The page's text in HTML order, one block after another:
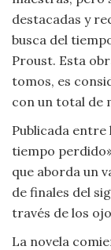
Sociología
Tecnología
Viajar
destacadas y
busca del
Proust. Esta
tomos, es
con un total de
Publicada entre
tiempo
que aborda un
de finales del
través de los
La novela